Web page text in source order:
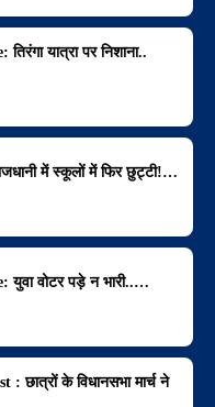
यात्रा पर निशाना..
में स्कूलों में फिर छुट्टी!…
युवा वोटर पड़े न भारी..…
छात्रों के विधानसभा मार्च ने